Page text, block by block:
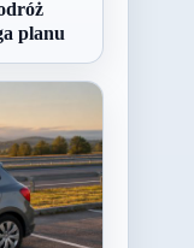
planu